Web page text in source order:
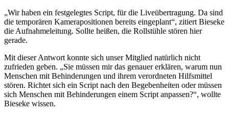
„Wir haben ein festgelegtes Script, für die Liveübertragung. Da sind
die temporären Kamerapositionen bereits eingeplant“, zitiert Bieseke
die Aufnahmeleitung. Sollte heißen, die Rollstühle stören hier
gerade.
Mit dieser Antwort konnte sich unser Mitglied natürlich nicht
zufrieden geben. „Sie müssen mir das genauer erklären, warum nun
Menschen mit Behinderungen und ihrem verordneten Hilfsmittel
stören. Richtet sich ein Script nach den Begebenheiten oder müssen
sich Menschen mit Behinderungen einem Script anpassen?“, wollte
Bieseke wissen.